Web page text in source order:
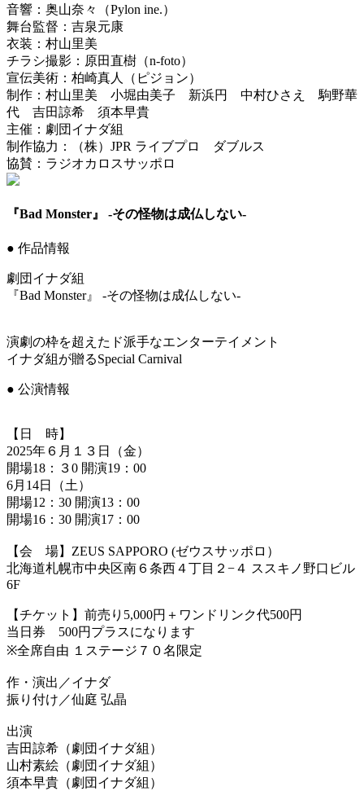
音響：奥山奈々（Pylon ine.）
舞台監督：吉泉元康
衣装：村山里美
チラシ撮影：原田直樹（n-foto）
宣伝美術：柏崎真人（ピジョン）
制作：村山里美 小堀由美子 新浜円 中村ひさえ 駒野華
代 吉田諒希 須本早貴
主催：劇団イナダ組
制作協力：（株）JPR ライブプロ ダブルス
協賛：ラジオカロスサッポロ
『Bad Monster』 -その怪物は成仏しない-
● 作品情報
劇団イナダ組
『Bad Monster』 -その怪物は成仏しない-
演劇の枠を超えたド派手なエンターテイメント
イナダ組が贈るSpecial Carnival
● 公演情報
【日 時】
2025年６月１３日（金）
開場18：３0 開演19：00
6月14日（土）
開場12：30 開演13：00
開場16：30 開演17：00
【会 場】ZEUS SAPPORO (ゼウスサッポロ）
北海道札幌市中央区南６条西４丁目２−４ ススキノ野口ビル
6F
【チケット】前売り5,000円＋ワンドリンク代500円
当日券 500円プラスになります
※全席自由 １ステージ７０名限定
作・演出／イナダ
振り付け／仙庭 弘晶
出演
吉田諒希（劇団イナダ組）
山村素絵（劇団イナダ組）
須本早貴（劇団イナダ組）